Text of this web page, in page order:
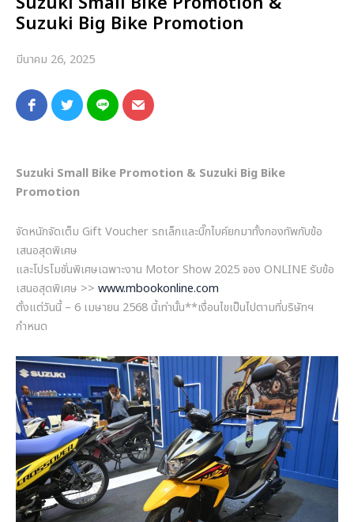
Suzuki Big Bike Promotion
มีนาคม 26, 2025
Suzuki Small Bike Promotion & Suzuki Big Bike
Promotion
จัดหนักจัดเต็ม Gift Voucher รถเล็กและบิ๊กไบค์ยกมาทั้งกองทัพกับข้อ
เสนอสุดพิเศษ
และโปรโมชั่นพิเศษเฉพาะงาน Motor Show 2025 จอง ONLINE รับข้อ
เสนอสุดพิเศษ >> www.mbookonline.com
ตั้งแต่วันนี้ – 6 เมษายน 2568 นี้เท่านั้น**เงื่อนไขเป็นไปตามที่บริษัทฯ
กำหนด